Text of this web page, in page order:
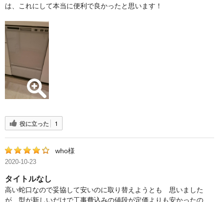
は、これにして本当に便利で良かったと思います！
役に立った 1
who様
2020-10-23
タイトルなし
高い蛇口なので妥協して安いのに取り替えようとも 思いました
が、型が新しいだけで工事費込みの値段が定価よりも安かったの